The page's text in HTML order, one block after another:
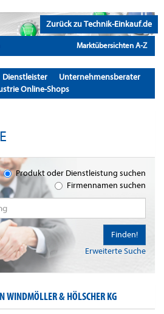
Zurück zu Technik-Einkauf.de
Marktübersichten A-Z
Dienstleister
Unternehmensberater
Online-Shops
Produkt oder Dienstleistung suchen
Firmennamen suchen
Erweiterte Suche
Finden!
WINDMÖLLER & HÖLSCHER KG